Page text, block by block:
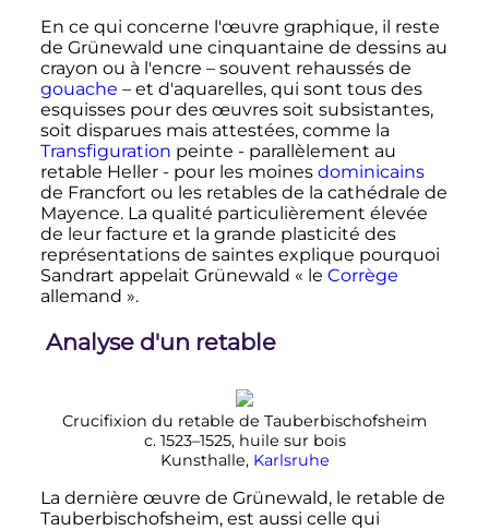
En ce qui concerne l'œuvre graphique, il reste
de Grünewald une cinquantaine de dessins au
crayon ou à l'encre – souvent rehaussés de
gouache – et d'aquarelles, qui sont tous des
esquisses pour des œuvres soit subsistantes,
soit disparues mais attestées, comme la
Transfiguration peinte - parallèlement au
retable Heller - pour les moines dominicains
de Francfort ou les retables de la cathédrale de
Mayence. La qualité particulièrement élevée
de leur facture et la grande plasticité des
représentations de saintes explique pourquoi
Sandrart appelait Grünewald « le Corrège
allemand ».
Analyse d'un retable
Crucifixion du retable de Tauberbischofsheim
c. 1523–1525, huile sur bois
Kunsthalle, Karlsruhe
La dernière œuvre de Grünewald, le retable de
Tauberbischofsheim, est aussi celle qui